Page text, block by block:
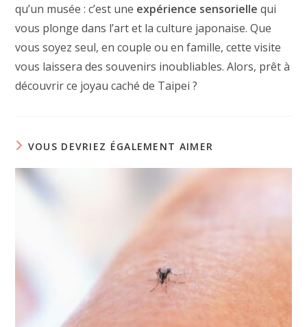
qu’un musée : c’est une expérience sensorielle qui
vous plonge dans l’art et la culture japonaise. Que
vous soyez seul, en couple ou en famille, cette visite
vous laissera des souvenirs inoubliables. Alors, prêt à
découvrir ce joyau caché de Taipei ?
VOUS DEVRIEZ ÉGALEMENT AIMER